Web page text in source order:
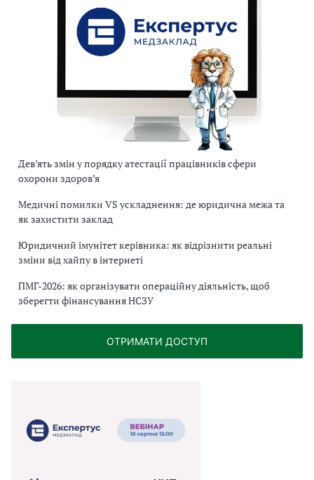
Дев’ять змін у порядку атестації працівників сфери
охорони здоров’я
Медичні помилки VS ускладнення: де юридична межа та
як захистити заклад
Юридичний імунітет керівника: як відрізнити реальні
зміни від хайпу в інтернеті
ПМГ-2026: як організувати операційну діяльність, щоб
зберегти фінансування НСЗУ
ОТРИМАТИ ДОСТУП